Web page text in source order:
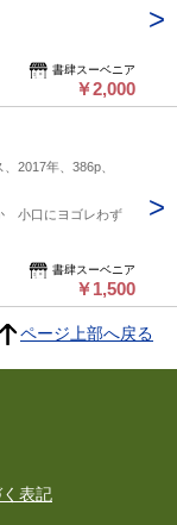
書肆スーベニア
￥2,000
2017年、386p、
小口にヨゴレわず
書肆スーベニア
￥1,500
ページ上部へ戻る
表記